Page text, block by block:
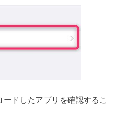
ドしたアプリを確認するこ